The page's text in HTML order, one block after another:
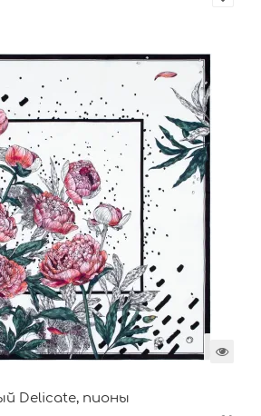
Delicate, пионы